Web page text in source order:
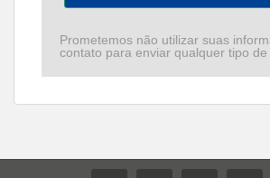
Prometemos não utilizar suas
contato para enviar qualquer tipo de